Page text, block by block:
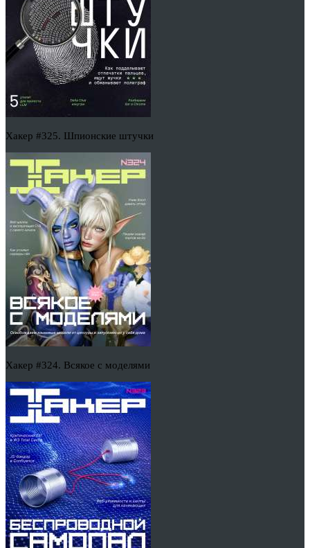
Хакер #325. Шпионские штучки
Хакер #324. Всякое с моделями